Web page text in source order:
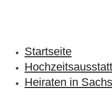
Startseite
Heiraten in